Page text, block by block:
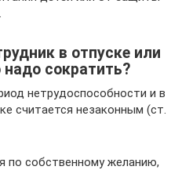
в отпуске или
сократить?
нетрудоспособности и в
считается незаконным (ст.
по собственному желанию,